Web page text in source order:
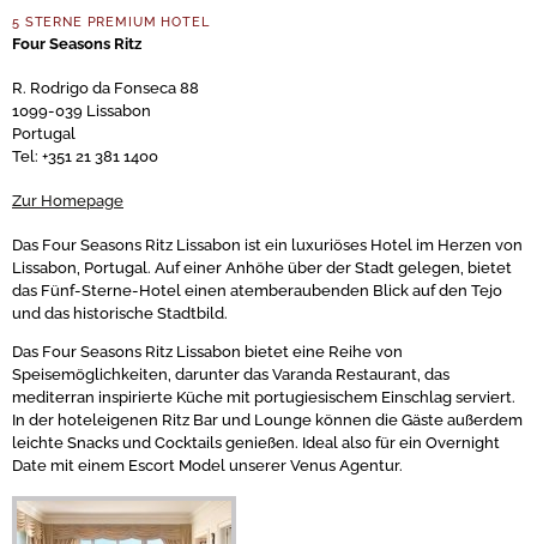
5 STERNE PREMIUM HOTEL
Four Seasons Ritz
R. Rodrigo da Fonseca 88
1099-039 Lissabon
Portugal
Tel: +351 21 381 1400
Zur Homepage
Das Four Seasons Ritz Lissabon ist ein luxuriöses Hotel im Herzen von
Lissabon, Portugal. Auf einer Anhöhe über der Stadt gelegen, bietet
das Fünf-Sterne-Hotel einen atemberaubenden Blick auf den Tejo
und das historische Stadtbild.
Das Four Seasons Ritz Lissabon bietet eine Reihe von
Speisemöglichkeiten, darunter das Varanda Restaurant, das
mediterran inspirierte Küche mit portugiesischem Einschlag serviert.
In der hoteleigenen Ritz Bar und Lounge können die Gäste außerdem
leichte Snacks und Cocktails genießen. Ideal also für ein Overnight
Date mit einem Escort Model unserer Venus Agentur.